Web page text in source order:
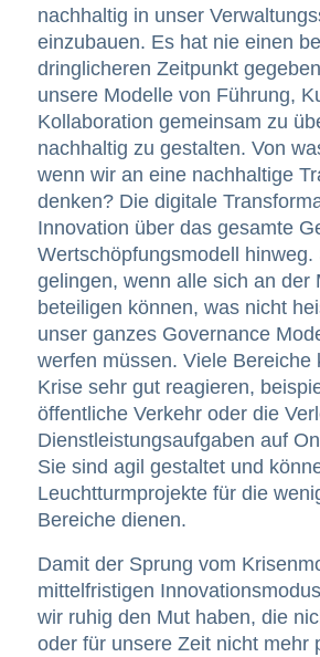
nachhaltig in unser
einzubauen. Es hat nie einen
dringlicheren Zeitpunkt
unsere Modelle von Führung,
Kollaboration gemeinsam zu
nachhaltig zu gestalten. Von
wenn wir an eine nachhaltige
denken? Die digitale
Innovation über das gesamte
Wertschöpfungsmodell hinweg.
gelingen, wenn alle sich an der
beteiligen können, was nicht
unser ganzes Governance
werfen müssen. Viele Bereiche
Krise sehr gut reagieren,
öffentliche Verkehr oder die
Dienstleistungsaufgaben auf
Sie sind agil gestaltet und
Leuchtturmprojekte für die
Bereiche dienen.
Damit der Sprung vom
mittelfristigen
wir ruhig den Mut haben, die
oder für unsere Zeit nicht mehr